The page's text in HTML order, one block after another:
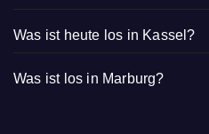
Was ist heute los in Kassel?
Was ist los in Marburg?